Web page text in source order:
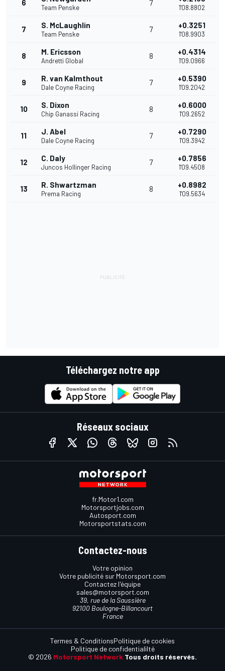
6
Team Penske
7
1'08.8802
7 S. McLaughlin
Team Penske
7 +0.3251
1'08.9903
8 M. Ericsson
Andretti Global
8 +0.4314
1'09.0966
9 R. van Kalmthout
Dale Coyne Racing
7 +0.5390
1'09.2042
10 S. Dixon
Chip Ganassi Racing
8 +0.6000
1'09.2652
11 J. Abel
Dale Coyne Racing
7 +0.7290
1'09.3942
12 C. Daly
Juncos Hollinger Racing
7 +0.7856
1'09.4508
13 R. Shwartzman
Prema Racing
8 +0.8982
1'09.5634
Téléchargez notre app
Réseaux sociaux
fr.Motor1.com
Motorsportjobs.com
Autosport.com
Motorsportstats.com
Contactez-nous
Votre opinion
Votre publicité sur Motorsport.com
Contactez l'équipe
sales@motorsport.com
39, rue de la Saussière
92100 Boulogne-Billancourt
France
© 2026 Motorsport Network Tous droits réservés.
Termes & ConditionsPolitique de cookies
Politique de confidentialilté